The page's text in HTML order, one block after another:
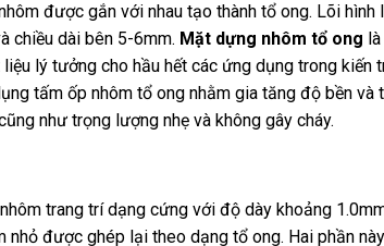
được gắn với nhau tạo thành tổ ong. Lõi hình
chiều dài bên 5-6mm. Mặt dựng nhôm tổ ong
lý tưởng cho hầu hết các ứng dụng trong kiến
tấm ốp nhôm tổ ong nhằm gia tăng độ bền và
như trọng lượng nhẹ và không gây cháy.
trang trí dạng cứng với độ dày khoảng
được ghép lại theo dạng tổ ong. Hai phần